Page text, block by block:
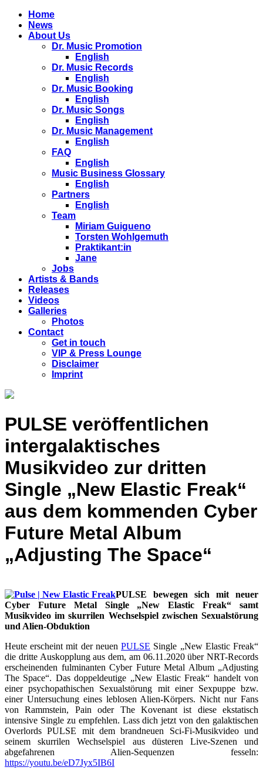
Home
News
About Us
Dr. Music Promotion
English
Dr. Music Records
English
Dr. Music Booking
English
Dr. Music Songs
English
Dr. Music Management
English
FAQ
English
Music Business Glossary
English
Partners
English
Team
Miriam Guigueno
Torsten Wohlgemuth
Praktikant:in
Jane
Jobs
Artists & Bands
Releases
Videos
Galleries
Photos
Contact
Get in touch
VIP & Press Lounge
Disclaimer
Imprint
PULSE veröffentlichen
intergalaktisches
Musikvideo zur dritten
Single „New Elastic Freak“
aus dem kommenden Cyber
Future Metal Album
„Adjusting The Space“
PULSE bewegen sich mit neuer
Cyber Future Metal Single „New Elastic Freak“ samt
Musikvideo im skurrilen Wechselspiel zwischen Sexualstörung
und Alien-Obduktion
Heute erscheint mit der neuenPULSE Single „New Elastic Freak“
die dritte Auskopplung aus dem, am 06.11.2020 über NRT-Records
erscheinenden fulminanten Cyber Future Metal Album „Adjusting
The Space“. Das doppeldeutige „New Elastic Freak“ handelt von
einer psychopathischen Sexualstörung mit einer Sexpuppe bzw.
einer Untersuchung eines leblosen Alien-Körpers. Nicht nur Fans
von Rammstein, Pain oder The Kovenant ist diese ekstatisch
intensive Single zu empfehlen. Lass dich jetzt von den galaktischen
Overlords PULSE mit dem brandneuen Sci-Fi-Musikvideo und
seinem skurrilen Wechselspiel aus düsteren Live-Szenen und
abgefahrenen Alien-Sequenzen fesseln:
https://youtu.be/eD7Jyx5IB6I